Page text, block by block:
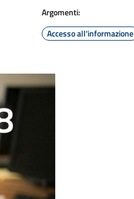
Argomenti:
Accesso all'informazione